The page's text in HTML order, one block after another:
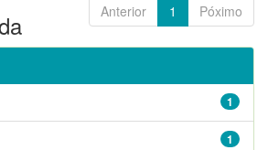
Anterior 1 Póximo
1
1